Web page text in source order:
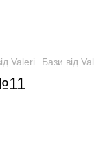
Valeri Бази від